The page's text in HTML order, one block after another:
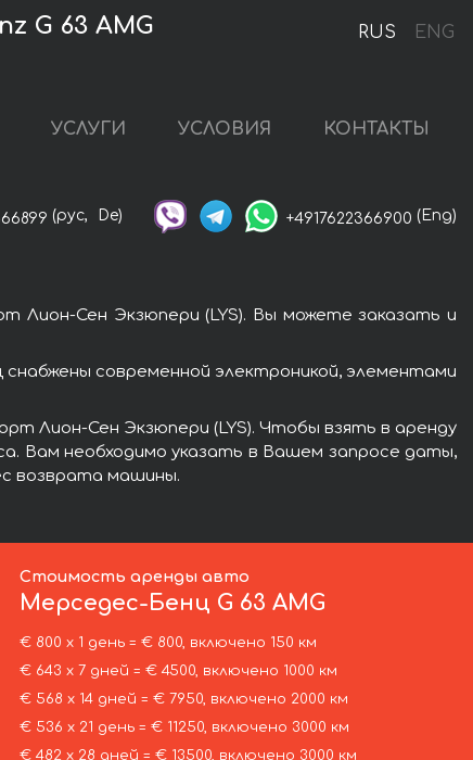
RUS ENG
G 63 AMG
УСЛУГИ УСЛОВИЯ КОНТАКТЫ
(рус, De) +4917622366900 (Eng)
Лион-Сен Экзюпери (LYS). Вы можете заказать и
современной электроникой, элементами
Лион-Сен Экзюпери (LYS). Чтобы взять в аренду
Вам необходимо указать в Вашем запросе даты,
возврата машины.
Стоимость аренды авто
Мерседес-Бенц G 63 AMG
€ 800 х 1 день = € 800, включено 150 км
€ 643 х 7 дней = € 4500, включено 1000 км
€ 568 х 14 дней = € 7950, включено 2000 км
€ 536 х 21 день = € 11250, включено 3000 км
€ 482 х 28 дней = € 13500, включено 3000 км